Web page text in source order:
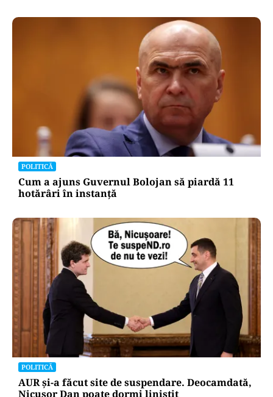
POLITICĂ
Cum a ajuns Guvernul Bolojan să piardă 11
hotărâri în instanță
POLITICĂ
AUR și-a făcut site de suspendare. Deocamdată,
Nicușor Dan poate dormi liniștit